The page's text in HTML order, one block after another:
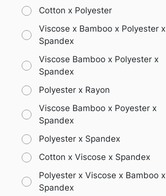
Cotton x Polyester
Viscose x Bamboo x Polyester x
Spandex
Viscose Bamboo x Polyester x
Spandex
Polyester x Rayon
Viscose Bamboo x Poyester x
Spandex
Polyester x Spandex
Cotton x Viscose x Spandex
Polyester x Viscose x Bamboo x
Spandex